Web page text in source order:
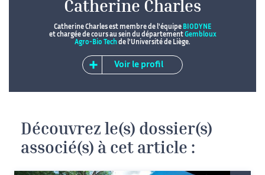
Catherine Charles
Catherine Charles est membre de l'équipe BIODYNE
et chargée de cours au sein du département Gembloux
Agro-Bio Tech de l'Université de Liège.
Voir le profil
Découvrez le(s) dossier(s)
associé(s) à cet article :